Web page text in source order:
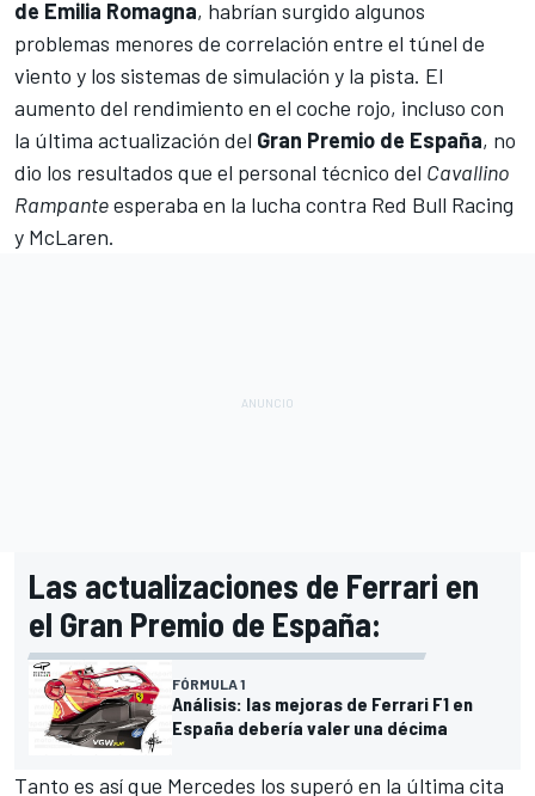
de Emilia Romagna, habrían surgido algunos
problemas menores de correlación entre el túnel de
viento y los sistemas de simulación y la pista. El
aumento del rendimiento en el coche rojo, incluso con
la última actualización del Gran Premio de España, no
dio los resultados que el personal técnico del Cavallino
Rampanteesperaba en la lucha contra Red Bull Racing
y McLaren.
Las actualizaciones de Ferrari en
el Gran Premio de España:
FÓRMULA 1
Análisis: las mejoras de Ferrari F1 en
España debería valer una décima
Tanto es así que Mercedes los superó en la última cita